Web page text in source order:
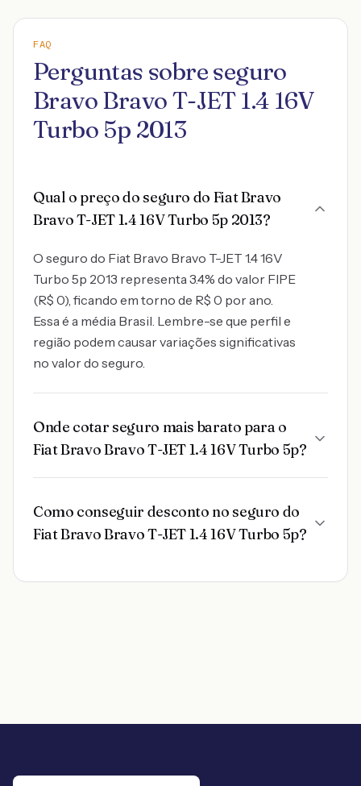
FAQ
Perguntas sobre seguro
Bravo Bravo T-JET 1.4 16V
Turbo 5p 2013
Qual o preço do seguro do Fiat Bravo
Bravo T-JET 1.4 16V Turbo 5p 2013?
O seguro do Fiat Bravo Bravo T-JET 1.4 16V
Turbo 5p 2013 representa 3.4% do valor FIPE
(R$ 0), ficando em torno de R$ 0 por ano.
Essa é a média Brasil. Lembre-se que perfil e
região podem causar variações significativas
no valor do seguro.
Onde cotar seguro mais barato para o
Fiat Bravo Bravo T-JET 1.4 16V Turbo 5p?
Como conseguir desconto no seguro do
Fiat Bravo Bravo T-JET 1.4 16V Turbo 5p?